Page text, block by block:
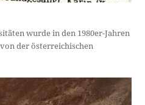
wurde in den 1980er-Jahren
der österreichischen